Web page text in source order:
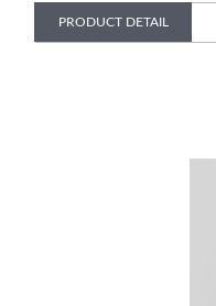
PRODUCT DETAIL